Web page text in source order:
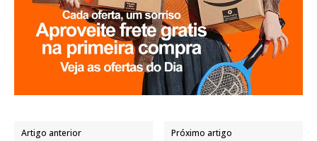
Artigo anterior Próximo artigo